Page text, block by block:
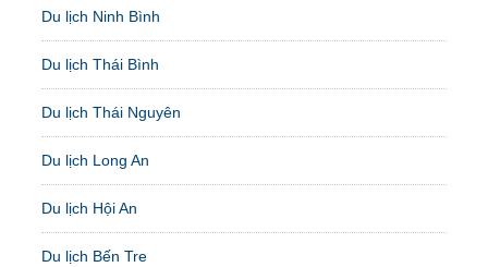
Du lịch Ninh Bình
Du lịch Thái Bình
Du lịch Thái Nguyên
Du lịch Long An
Du lịch Hội An
Du lịch Bến Tre